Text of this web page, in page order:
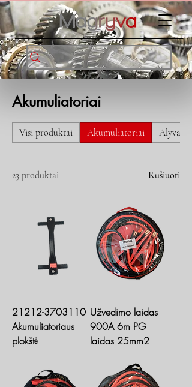
Akumuliatoriai
Visi produktai Akumuliatoriai Alyva ir
23 produktai Rūšiuoti
21212-3703110
Akumuliatoriaus
plokštė
Užvedimo laidas
900A 6m PG
laidas 25mm2